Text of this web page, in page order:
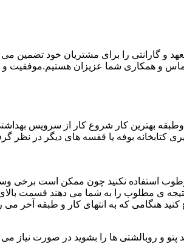
را برای مشتریان خود تضمین می
و همکاری شما عزیزان هستیم.موفقیت
بهترین کار شروع کار از سرویس
کتابخانه بوفه یا قفسه های دیگر در نظر
استفاده نکنید چون ممکن است برخی
ی مطلوب را به شما می دهند قسمت
کنید هنگامی که به انتهای کار و طبقه
و روبالشتی ها را بشوید در صورت نیاز می